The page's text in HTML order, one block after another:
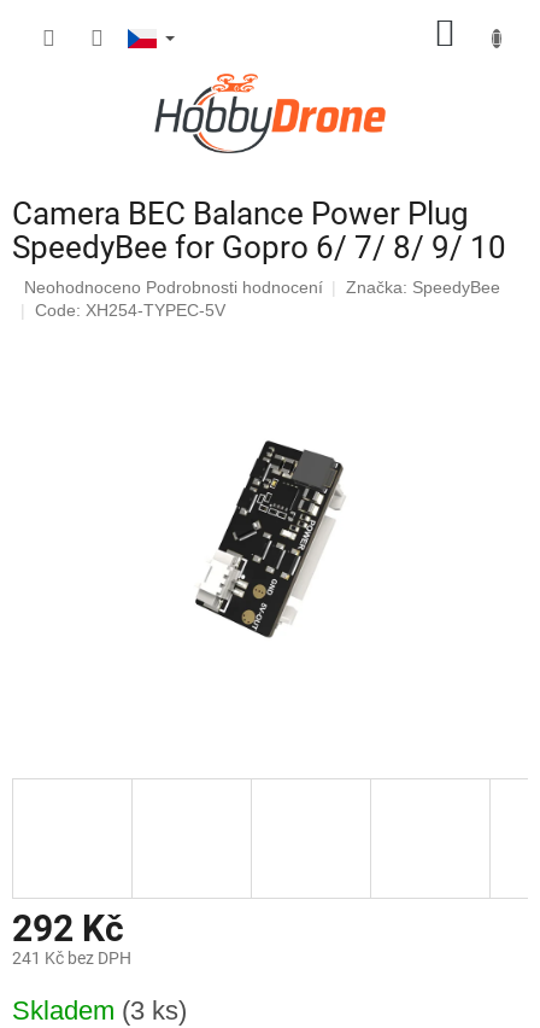
Camera BEC Balance Power Plug
SpeedyBee for Gopro 6/ 7/ 8/ 9/ 10
Průměrné
hodnocení
Neohodnoceno Podrobnosti hodnocení Značka: SpeedyBee
Code: XH254-TYPEC-5V
292 Kč
241 Kč bez DPH
cena:
Skladem (3 ks)